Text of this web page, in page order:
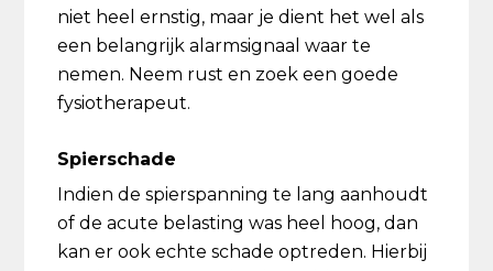
niet heel ernstig, maar je dient het wel als
een belangrijk alarmsignaal waar te
nemen. Neem rust en zoek een goede
fysiotherapeut.
Spierschade
Indien de spierspanning te lang aanhoudt
of de acute belasting was heel hoog, dan
kan er ook echte schade optreden. Hierbij